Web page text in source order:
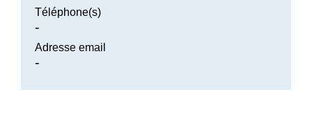
Téléphone(s)
-
Adresse email
-